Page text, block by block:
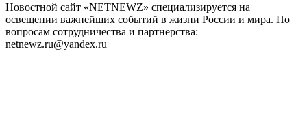
Новостной сайт «NETNEWZ» специализируется на
освещении важнейших событий в жизни России и мира. По
вопросам сотрудничества и партнерства:
netnewz.ru@yandex.ru